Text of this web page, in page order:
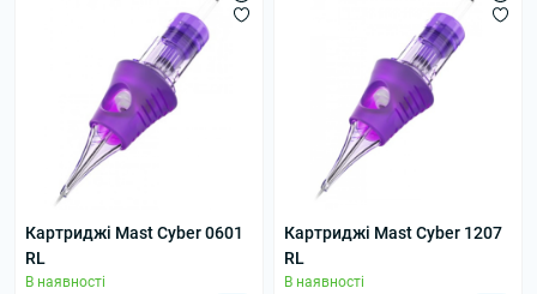
Картриджі Mast Cyber 0601
RL
В наявності
Картриджі Mast Cyber 1207
RL
В наявності